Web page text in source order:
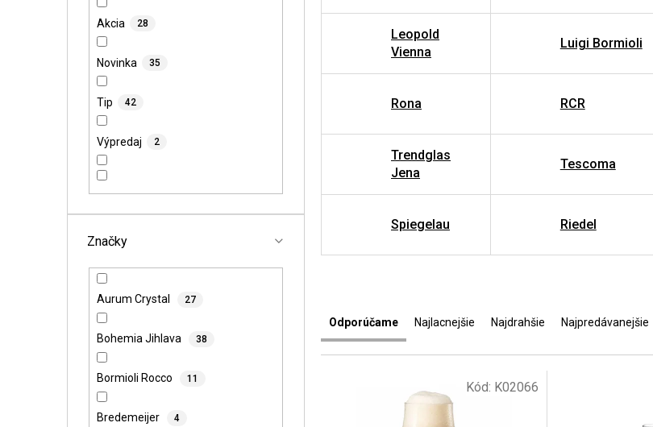
Akcia 28
Novinka 35
Tip 42
Výpredaj 2
Značky
Aurum Crystal 27
Bohemia Jihlava 38
Bormioli Rocco 11
Bredemeijer 4
Leopold
Vienna
Luigi Bormioli
Rona RCR
Trendglas
Jena
Tescoma
Spiegelau Riedel
d
e
Odporúčame Najlacnejšie Najdrahšie Najpredávanejšie
Kód: K02066